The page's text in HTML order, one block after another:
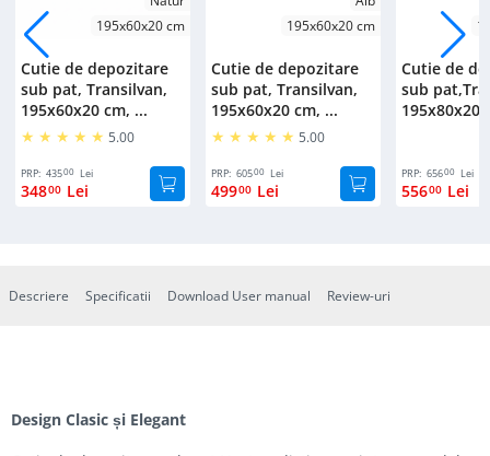
195x60x20 cm
Cutie de depozitare
sub pat, Transilvan,
195x60x20 cm, ...
5.00
PRP: 43500 Lei
34800 Lei
195x60x20 cm
Cutie de depozitare
sub pat, Transilvan,
195x60x20 cm, ...
5.00
PRP: 60500 Lei
49900 Lei
Cutie de
sub
195x80x20
PRP: 65600 Lei
55600 Lei
Descriere Specificatii Download User manual Review-uri
Design Clasic și Elegant